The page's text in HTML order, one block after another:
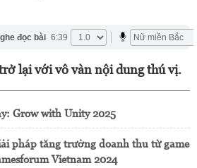
đọc bài 6:39
lại với vô vàn nội dung thú vị.
Grow with Unity 2025
pháp tăng trưởng doanh thu từ game
Vietnam 2024